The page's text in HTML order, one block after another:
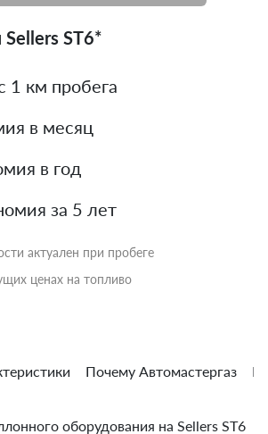
ST6*
1 км пробега
в месяц
в год
за 5 лет
актуален при пробеге
ценах на топливо
Почему Автомастергаз
оборудования на Sellers ST6